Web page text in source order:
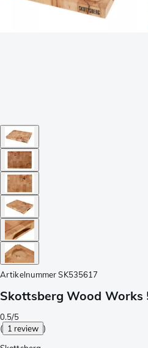
Artikelnummer SK535617
Skottsberg Wood Works
0.5/5
( 1 review )